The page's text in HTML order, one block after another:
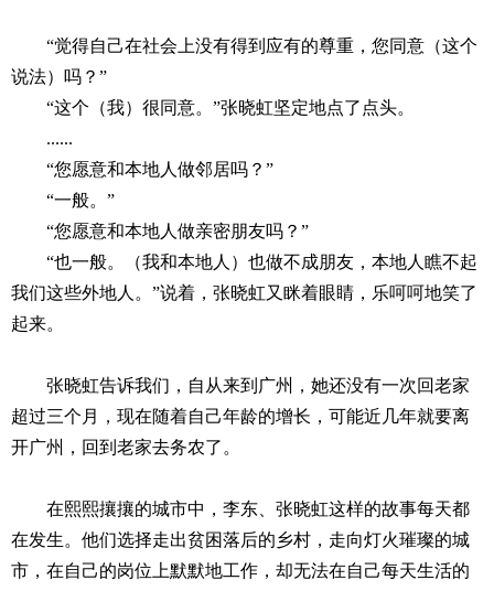
“觉得自己在社会上没有得到应有的尊重，您同意（这个
说法）吗？”
“这个（我）很同意。”张晓虹坚定地点了点头。
......
“您愿意和本地人做邻居吗？”
“一般。”
“您愿意和本地人做亲密朋友吗？”
“也一般。（我和本地人）也做不成朋友，本地人瞧不起
我们这些外地人。”说着，张晓虹又眯着眼睛，乐呵呵地笑了
起来。
张晓虹告诉我们，自从来到广州，她还没有一次回老家
超过三个月，现在随着自己年龄的增长，可能近几年就要离
开广州，回到老家去务农了。
在熙熙攘攘的城市中，李东、张晓虹这样的故事每天都
在发生。他们选择走出贫困落后的乡村，走向灯火璀璨的城
市，在自己的岗位上默默地工作，却无法在自己每天生活的